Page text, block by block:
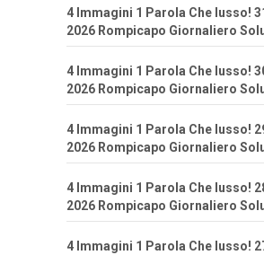
4 Immagini 1 Parola Che lusso!
2026 Rompicapo Giornaliero
4 Immagini 1 Parola Che lusso!
2026 Rompicapo Giornaliero
4 Immagini 1 Parola Che lusso!
2026 Rompicapo Giornaliero
4 Immagini 1 Parola Che lusso!
2026 Rompicapo Giornaliero
4 Immagini 1 Parola Che lusso!